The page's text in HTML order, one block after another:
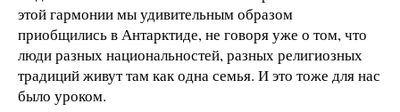
этой гармонии мы удивительным образом
приобщились в Антарктиде, не говоря уже о том, что
люди разных национальностей, разных религиозных
традиций живут там как одна семья. И это тоже для нас
было уроком.